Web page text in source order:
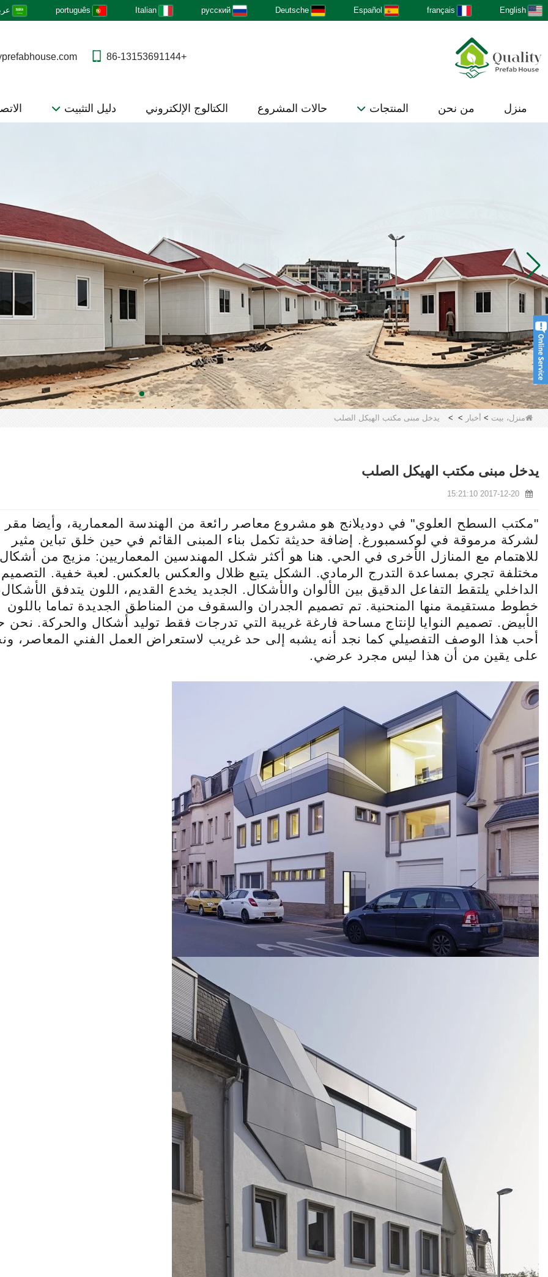
English
français
Español
Deutsche
русский
Italian
português
+86-13153691144
منزل من نحن المنتجات حالات المشروع الكتالوج الإلكتروني دليل التثبيت
منزل، بيت > أخبار >
> يدخل مبنى مكتب الهيكل الصلب
يدخل مبنى مكتب الهيكل الصلب
2017-12-20 15:21:10
"مكتب السطح العلوي" في دوديلانج هو مشروع معاصر رائعة من الهندسة المعمارية، وأيضا مقر
لشركة مرموقة في لوكسمبورغ. إضافة حديثة تكمل بناء المبنى القائم في حين خلق تباين مثير
للاهتمام مع المنازل الأخرى في الحي. هنا هو أكثر شكل المهندسين المعماريين: مزيج من أشكال
مختلفة تجري بمساعدة التدرج الرمادي. الشكل يتبع ظلال والعكس بالعكس. لعبة خفية. التصميم
الداخلي يلتقط التفاعل الدقيق بين الألوان والأشكال. الجديد يخدع القديم، اللون يتدفق
خطوط مستقيمة منها المنحنية. تم تصميم الجدران والسقوف من المناطق الجديدة تماما باللون
الأبيض. تصميم النوايا لإنتاج مساحة فارغة غريبة التي تدرجات فقط توليد أشكال والحركة. نحن
أحب هذا الوصف التفصيلي كما نجد أنه يشبه إلى حد غريب لاستعراض العمل الفني المعاصر،
على يقين من أن هذا ليس مجرد عرضي.